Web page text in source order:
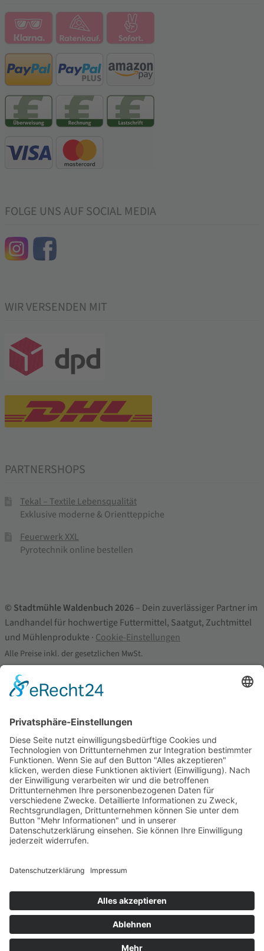
FOLGE UNS AUF SOCIAL MEDIA
WIR VERSENDEN MIT
PARTNERSHOPS
Tekal – Textile Lebensqualität
Exklusive moderne & Orientteppiche
Feuerwerk XXL
Pyrotechnik online bestellen
© Stadtmühle Waldenbuch 2026– Dein zuverlässiger Partner im
Landhandel für hochwertige Futtermittel, Saatgut, Zuchtmittel
und Mühlenprodukte ·Cookie-Einstellungen
Alle Preise inkl. der gesetzlichen MwSt.
Die durchgestrichenen Preise entsprechen dem bisherigen Preis in
diesem Online-Shop.